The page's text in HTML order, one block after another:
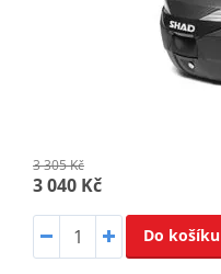
3 305 Kč
3 040 Kč
Do košíku